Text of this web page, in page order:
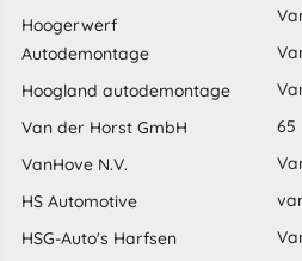
Hoogerwerf
Autodemontage
Hoogland autodemontage
Van der Horst GmbH
VanHove N.V.
HS Automotive
HSG-Auto's Harfsen
65